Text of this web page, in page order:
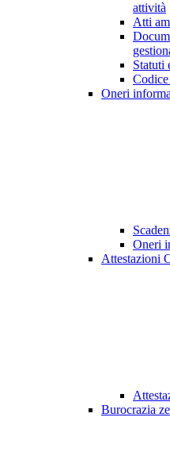
attività
Atti
Statuti
Oneri
Oneri
Attestazioni
Burocrazia